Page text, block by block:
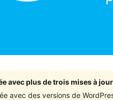
avec plus de trois mises à
avec des versions de